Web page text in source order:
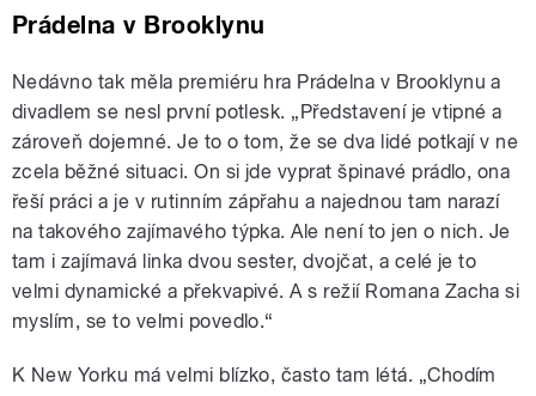
Prádelna v Brooklynu
Nedávno tak měla premiéru hra Prádelna v Brooklynu a
divadlem se nesl první potlesk. „Představení je vtipné a
zároveň dojemné. Je to o tom, že se dva lidé potkají v ne
zcela běžné situaci. On si jde vyprat špinavé prádlo, ona
řeší práci a je v rutinním zápřahu a najednou tam narazí
na takového zajímavého týpka. Ale není to jen o nich. Je
tam i zajímavá linka dvou sester, dvojčat, a celé je to
velmi dynamické a překvapivé. A s režií Romana Zacha si
myslím, se to velmi povedlo.“
K New Yorku má velmi blízko, často tam létá. „Chodím